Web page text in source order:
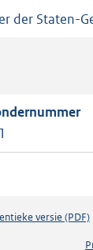
der Staten-
versie (PDF)b